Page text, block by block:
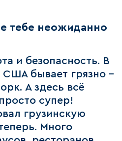
тебе неожиданно
и безопасность. В
США бывает грязно -
А здесь всё
супер!
грузинскую
Много